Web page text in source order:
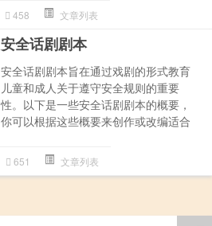
458 文章列表
安全话剧剧本
安全话剧剧本旨在通过戏剧的形式教育
儿童和成人关于遵守安全规则的重要
性。以下是一些安全话剧剧本的概要，
你可以根据这些概要来创作或改编适合
651 文章列表